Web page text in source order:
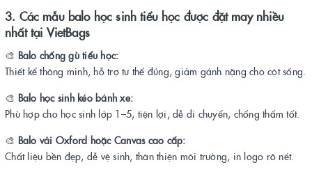
3. Các mẫu balo học sinh tiểu học được đặt may nhiều
nhất tại VietBags
🎨 Balo chống gù tiểu học:
Thiết kế thông minh, hỗ trợ tư thế đúng, giảm gánh nặng cho cột sống.
🎨 Balo học sinh kéo bánh xe:
Phù hợp cho học sinh lớp 1–5, tiện lợi, dễ di chuyển, chống thấm tốt.
🎨 Balo vải Oxford hoặc Canvas cao cấp:
Chất liệu bền đẹp, dễ vệ sinh, thân thiện môi trường, in logo rõ nét.